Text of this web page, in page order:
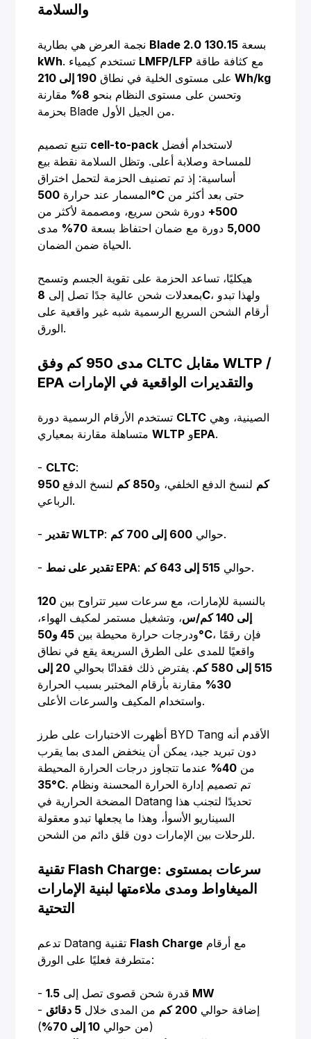
والسلامة
Blade 2.0 بسعة 130.15
kWh
LMFP/LFP
على مستوى الخلية في نطاق 190 إلى 210 Wh/kg
وتحسن على مستوى النظام بنحو 8%
مقارنة
بحزمة Blade من الجيل الأول.
cell-to-pack
للمساحة وصلابة أعلى. وتظل السلامة نقطة بيع
أساسية: إذ تم تصنيف الحزمة لتحمل اختراق
المسمار عند حرارة500°C حتى بعد أكثر من
500+
دورة شحن سريع، ومصممة لأكثر من
5,000 دورة مع ضمان احتفاظ بسعة 70%
مدى
الحياة ضمن الضمان.
هيكليًا، تساعد الحزمة على تقوية الجسم وتسمح
بمعدلات شحن عالية جدًا تصل إلى8C، ولهذا تبدو
أرقام الشحن السريع الرسمية شبه غير واقعية على
الورق.
مدى 950 كم وفق CLTC مقابل WLTP /
EPA والتقديرات الواقعية في الإمارات
CLTC
متساهلة مقارنة بمعياريWLTP وEPA.
- CLTC:
950 كم لنسخ الدفع الخلفي، و850 كم
لنسخ الدفع
الرباعي.
- تقدير WLTP : حوالي 600 إلى 700 كم .
- تقدير على نمط EPA : حوالي 515 إلى 643 كم .
بالنسبة للإمارات، مع سرعات سير تتراوح بين 120
إلى 140 كم/س
، وتشغيل مستمر لمكيف الهواء،
ودرجات حرارة محيطة بين45 و50°C، فإن رقمًا
واقعيًا للمدى على الطرق السريعة يقع في نطاق
515 إلى 580 كم
. يفترض ذلك فقدانًا بحوالي
20 إلى
30%
مقارنة بأرقام المختبر بسبب الحرارة
واستخدام المكيف والسرعات الأعلى.
أظهرت الاختبارات على طرز BYD Tang الأقدم أنه
دون تبريد جيد، يمكن أن ينخفض المدى بما يقرب
من 40%
عندما تتجاوز درجات الحرارة المحيطة
35°C. تم تصميم إدارة الحرارة المحسنة ونظام
المضخة الحرارية في Datang تحديدًا لتجنب هذا
السيناريو الأسوأ، وهذا ما يجعلها تبدو معقولة
للرحلات بين الإمارات دون قلق دائم من الشحن.
تقنية Flash Charge: سرعات بمستوى
الميغاواط ومدى ملاءمتها لبنية الإمارات
التحتية
Flash Charge
متطرفة فعليًا على الورق:
- قدرة شحن قصوى تصل إلى 1.5 MW
- إضافة حوالي 200 كم من المدى خلال 5 دقائق
(من حوالي 10 إلى 70%
)